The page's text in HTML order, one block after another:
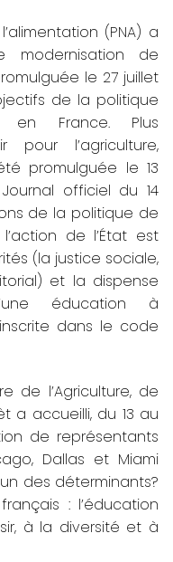
(PNA) a
de
le 27 juillet
de la politique
en France. Plus
pour l’agriculture,
promulguée le 13
Journal officiel du 14
de la politique de
de l’État est
(la justice sociale,
et la dispense
éducation à
dans le code
de l’Agriculture, de
a accueilli, du 13 au
de représentants
Dallas et Miami
des déterminants?
: l’éducation
à la diversité et à